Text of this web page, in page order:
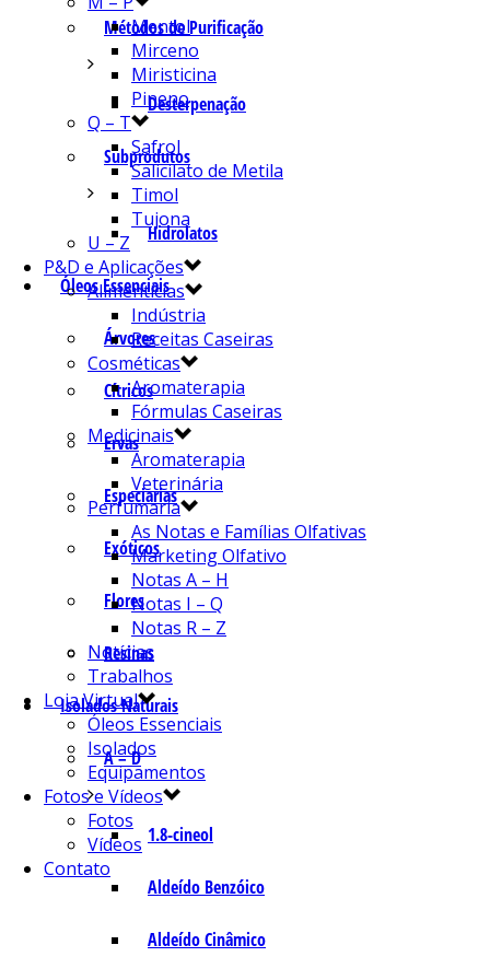
Métodos de Purificação
Desterpenação
Subprodutos
Hidrolatos
Óleos Essenciais
Árvores
Cítricos
Ervas
Especiarias
Exóticos
Flores
Resinas
Isolados Naturais
A – D
1.8-cineol
Aldeído Benzóico
Aldeído Cinâmico
Mentol
Mirceno
Miristicina
Pineno
Q – T
Safrol
Salicilato de Metila
Timol
Tujona
U – Z
P&D e Aplicações
Alimentícias
Indústria
Receitas Caseiras
Cosméticas
Aromaterapia
Fórmulas Caseiras
Medicinais
Aromaterapia
Veterinária
Perfumaria
As Notas e Famílias Olfativas
Marketing Olfativo
Notas A – H
Notas I – Q
Notas R – Z
Notícias
Trabalhos
Loja Virtual
Óleos Essenciais
Isolados
Equipamentos
Fotos e Vídeos
Fotos
Vídeos
Contato